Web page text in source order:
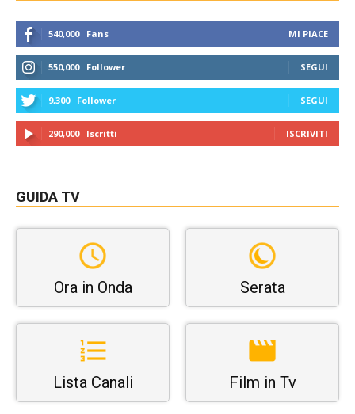
540,000 Fans MI PIACE
550,000 Follower SEGUI
9,300 Follower SEGUI
290,000 Iscritti ISCRIVITI
GUIDA TV
Ora in Onda Serata
Lista Canali Film in Tv